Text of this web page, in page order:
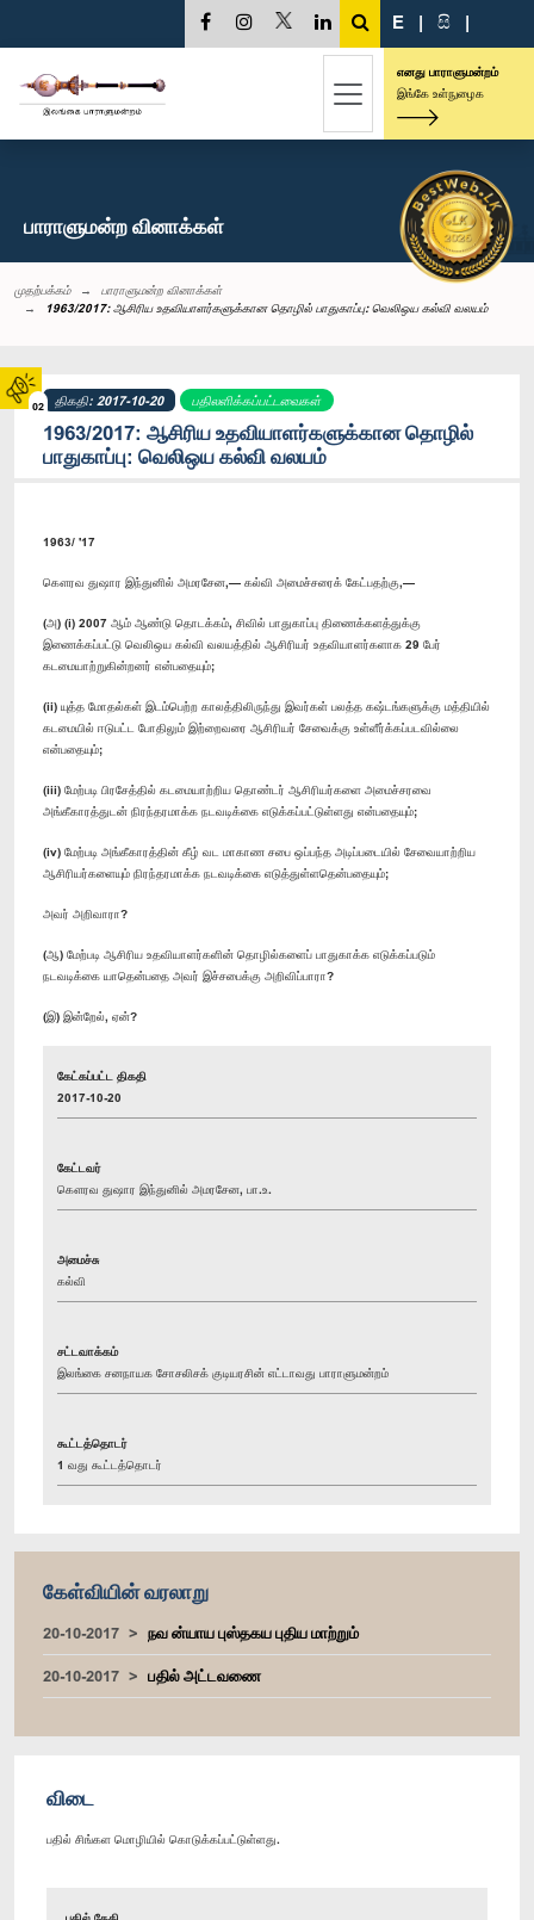
02
E | සි |
எனது பாராளுமன்றம்
இங்கே உள்நுழைக
பாராளுமன்ற வினாக்கள்
முதற்பக்கம்
பாராளுமன்ற வினாக்கள்
1963/2017: ஆசிரிய உதவியாளர்களுக்கான தொழில் பாதுகாப்பு: வெலிஒய கல்வி வலயம்
திகதி: 2017-10-20 பதிலளிக்கப்பட்டவைகள்
1963/2017: ஆசிரிய உதவியாளர்களுக்கான தொழில்
பாதுகாப்பு: வெலிஒய கல்வி வலயம்
1963/ '17
கௌரவ துஷார இந்துனில் அமரசேன,— கல்வி அமைச்சரைக் கேட்பதற்கு,—
(அ) (i) 2007 ஆம் ஆண்டு தொடக்கம், சிவில் பாதுகாப்பு திணைக்களத்துக்கு
இணைக்கப்பட்டு வெலிஒய கல்வி வலயத்தில் ஆசிரியர் உதவியாளர்களாக 29 பேர்
கடமையாற்றுகின்றனர் என்பதையும்;
(ii) யுத்த மோதல்கள் இடம்பெற்ற காலத்திலிருந்து இவர்கள் பலத்த கஷ்டங்களுக்கு மத்தியில்
கடமையில் ஈடுபட்ட போதிலும் இற்றைவரை ஆசிரியர் சேவைக்கு உள்ளீர்க்கப்படவில்லை
என்பதையும்;
(iii) மேற்படி பிரசேத்தில் கடமையாற்றிய தொண்டர் ஆசிரியர்களை அமைச்சரவை
அங்கீகாரத்துடன் நிரந்தரமாக்க நடவடிக்கை எடுக்கப்பட்டுள்ளது என்பதையும்;
(iv) மேற்படி அங்கீகாரத்தின் கீழ் வட மாகாண சபை ஒப்பந்த அடிப்படையில் சேவையாற்றிய
ஆசிரியர்களையும் நிரந்தரமாக்க நடவடிக்கை எடுத்துள்ளதென்பதையும்;
அவர் அறிவாரா?
(ஆ) மேற்படி ஆசிரிய உதவியாளர்களின் தொழில்களைப் பாதுகாக்க எடுக்கப்படும்
நடவடிக்கை யாதென்பதை அவர் இச்சபைக்கு அறிவிப்பாரா?
(இ) இன்றேல், ஏன்?
கேட்கப்பட்ட திகதி
2017-10-20
கேட்டவர்
கௌரவ துஷார இந்துனில் அமரசேன, பா.உ.
அமைச்சு
கல்வி
சட்டவாக்கம்
இலங்கை சனநாயக சோசலிசக் குடியரசின் எட்டாவது பாராளுமன்றம்
கூட்டத்தொடர்
1 வது கூட்டத்தொடர்
கேள்வியின் வரலாறு
20-10-2017
நவ ன்யாய புஸ்தகய புதிய மாற்றும்
20-10-2017
பதில் அட்டவணை
விடை
பதில் சிங்கள மொழியில் கொடுக்கப்பட்டுள்ளது.